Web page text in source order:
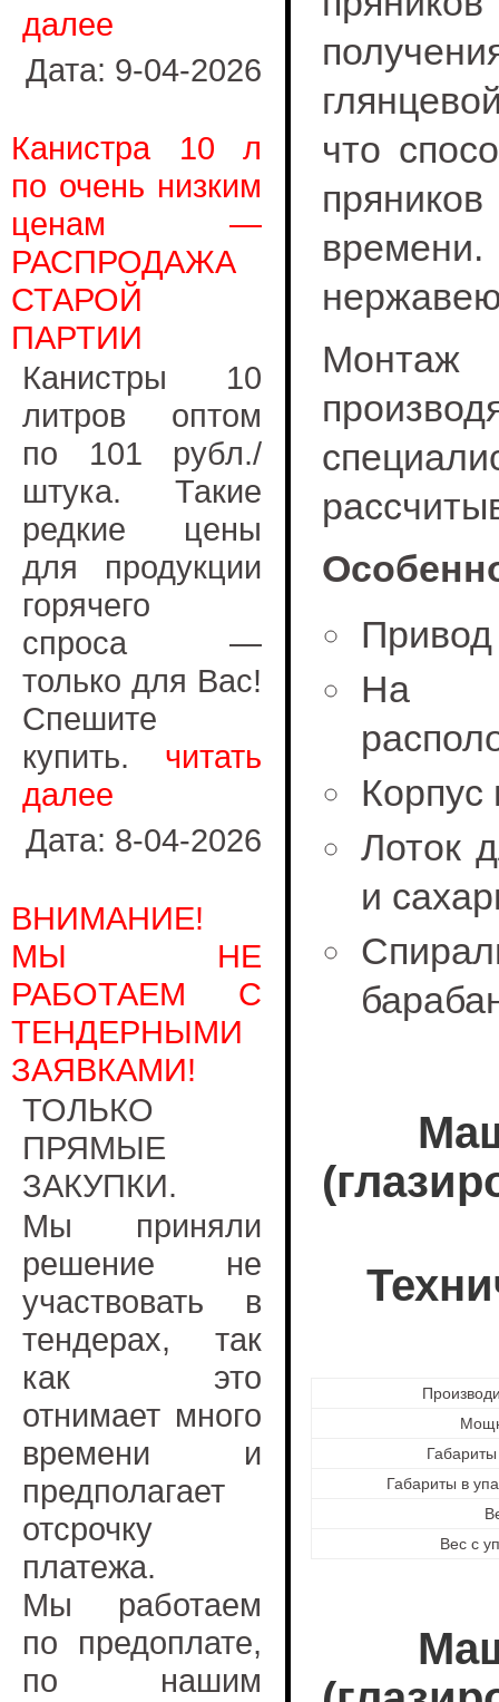
далее
Дата: 9-04-2026
Канистра 10 л
по очень низким
ценам —
РАСПРОДАЖА
СТАРОЙ
ПАРТИИ
Канистры 10
литров оптом
по 101 рубл./
штука. Такие
редкие цены
для продукции
горячего
спроса —
только для Вас!
Спешите
купить. читать
далее
Дата: 8-04-2026
ВНИМАНИЕ!
МЫ НЕ
РАБОТАЕМ С
ТЕНДЕРНЫМИ
ЗАЯВКАМИ!
ТОЛЬКО
ПРЯМЫЕ
ЗАКУПКИ.
Мы приняли
решение не
участвовать в
тендерах, так
как это
отнимает много
времени и
предполагает
отсрочку
платежа.
Мы работаем
по предоплате,
по нашим
что
Монтаж
Привод
На
Лоток
и
Габариты в
Вес с